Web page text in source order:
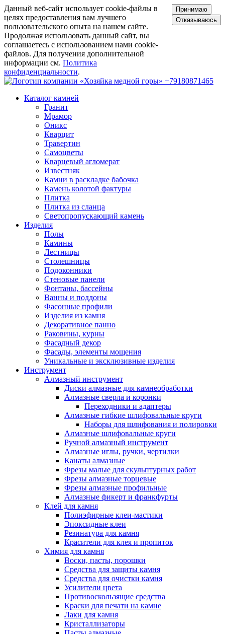
Данный веб-сайт использует cookie-файлы в
целях предоставления вам лучшего
пользовательского опыта на нашем сайте.
Продолжая использовать данный сайт, вы
соглашаетесь с использованием нами cookie-
файлов. Для получения дополнительной
информации см. Политика
конфиденциальности.
Принимаю
Отказываюсь
+79180871465
Каталог камней
Гранит
Мрамор
Оникс
Кварцит
Травертин
Самоцветы
Кварцевый агломерат
Известняк
Камни в раскладке бабочка
Камень колотой фактуры
Плитка
Плитка из сланца
Светопропускающий камень
Изделия
Полы
Камины
Лестницы
Столешницы
Подоконники
Стеновые панели
Фонтаны, бассейны
Ванны и поддоны
Фасонные профили
Изделия из камня
Декоративное панно
Раковины, курны
Фасадный декор
Фасады, элементы мощения
Уникальные и эксклюзивные изделия
Инструмент
Алмазный инструмент
Диски алмазные для камнеобработки
Алмазные сверла и коронки
Переходники и адаптеры
Алмазные гибкие шлифовальные круги
Наборы для шлифования и полировки
Алмазные шлифовальные круги
Ручной алмазный инструмент
Алмазные иглы, ручки, чертилки
Канаты алмазные
Фрезы малые для скульптурных работ
Фрезы алмазные торцевые
Фрезы алмазные профильные
Алмазные фикерт и франкфурты
Клей для камня
Полиэфирные клеи-мастики
Эпоксидные клеи
Резинатура для камня
Красители для клея и пропиток
Химия для камня
Воски, пасты, порошки
Средства для защиты камня
Средства для очистки камня
Усилители цвета
Противоскользящие средства
Краски для печати на камне
Лаки для камня
Кристаллизаторы